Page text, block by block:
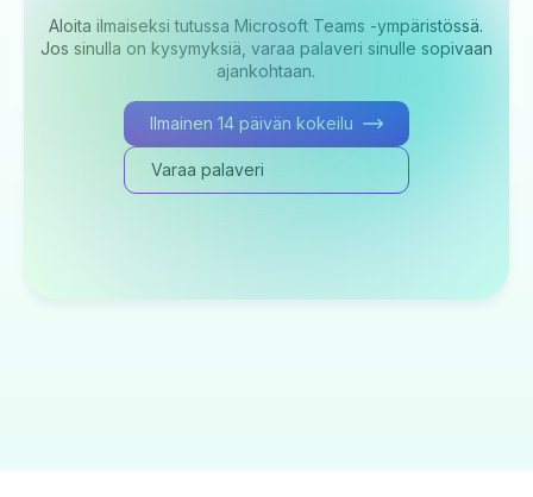
Aloita ilmaiseksi tutussa Microsoft Teams -ympäristössä.
Jos sinulla on kysymyksiä, varaa palaveri sinulle sopivaan
ajankohtaan.
Ilmainen 14 päivän kokeilu
Varaa palaveri